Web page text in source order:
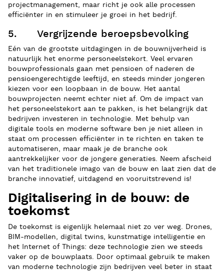
projectmanagement, maar richt je ook alle processen
efficiënter in en stimuleer je groei in het bedrijf.
5. Vergrijzende beroepsbevolking
Eén van de grootste uitdagingen in de bouwnijverheid is
natuurlijk het enorme personeelstekort. Veel ervaren
bouwprofessionals gaan met pensioen of naderen de
pensioengerechtigde leeftijd, en steeds minder jongeren
kiezen voor een loopbaan in de bouw. Het aantal
bouwprojecten neemt echter niet af. Om de impact van
het personeelstekort aan te pakken, is het belangrijk dat
bedrijven investeren in technologie. Met behulp van
digitale tools en moderne software ben je niet alleen in
staat om processen efficiënter in te richten en taken te
automatiseren, maar maak je de branche ook
aantrekkelijker voor de jongere generaties. Neem afscheid
van het traditionele imago van de bouw en laat zien dat de
branche innovatief, uitdagend en vooruitstrevend is!
Digitalisering in de bouw: de
toekomst
De toekomst is eigenlijk helemaal niet zo ver weg. Drones,
BIM-modellen, digital twins, kunstmatige intelligentie en
het Internet of Things: deze technologie zien we steeds
vaker op de bouwplaats. Door optimaal gebruik te maken
van moderne technologie zijn bedrijven veel beter in staat